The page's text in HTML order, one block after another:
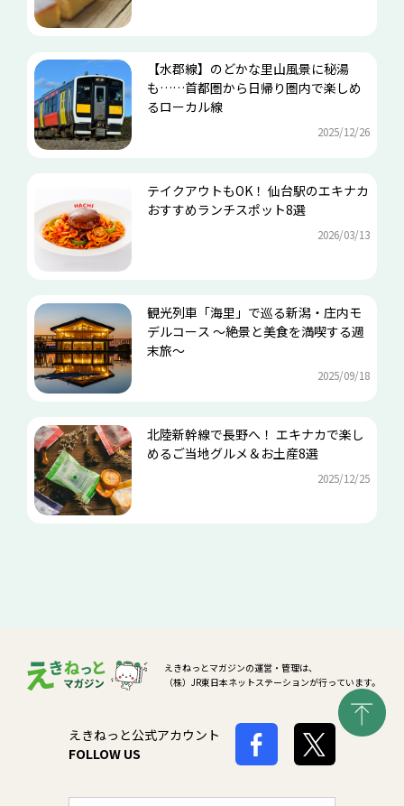
【水郡線】のどかな里山風景に秘湯
も……首都圏から日帰り圏内で楽しめ
るローカル線
2025/12/26
テイクアウトもOK！ 仙台駅のエキナカ
おすすめランチスポット8選
2026/03/13
観光列車「海里」で巡る新潟・庄内モ
デルコース ～絶景と美食を満喫する週
末旅～
2025/09/18
北陸新幹線で長野へ！ エキナカで楽し
めるご当地グルメ＆お土産8選
2025/12/25
えきねっとマガジンの運営・管理は、
（株）JR東日本ネットステーションが行っています。
えきねっと公式アカウント
FOLLOW US